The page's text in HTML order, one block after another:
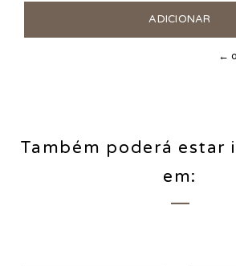
←
Também poderá estar
em: